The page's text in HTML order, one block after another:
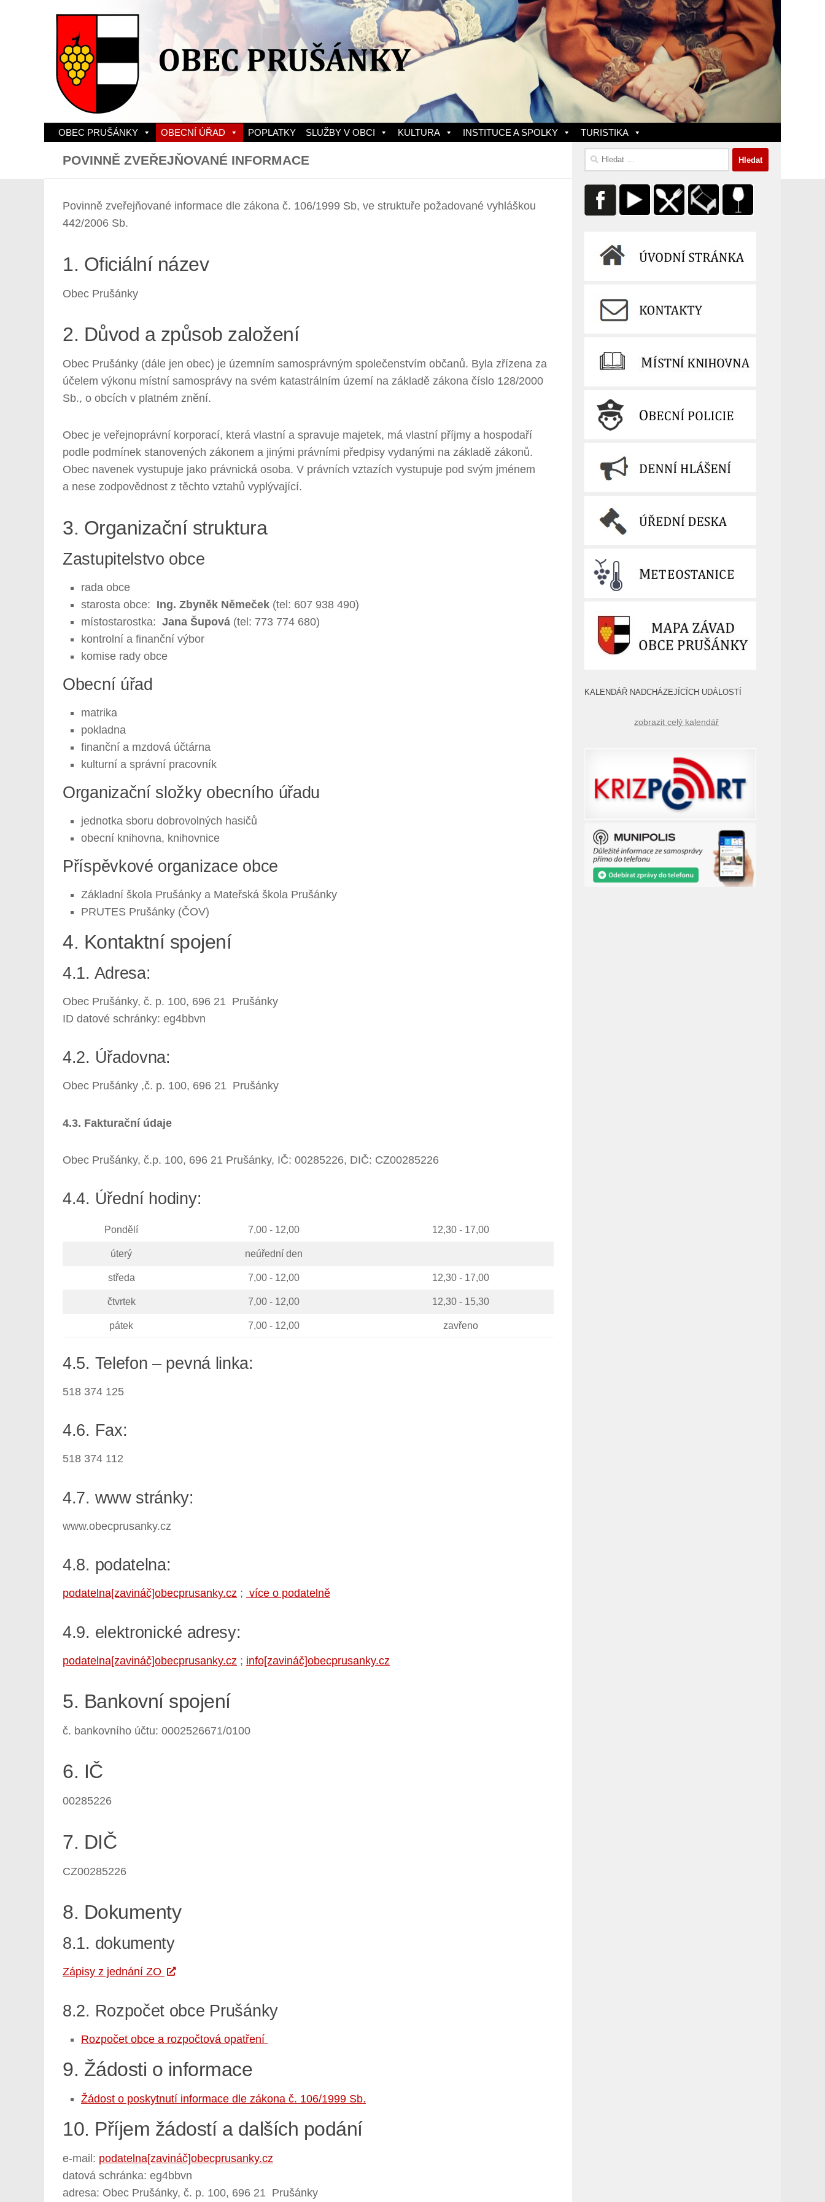
Skip to content
OBEC PRUŠÁNKY OBECNÍ ÚŘAD POPLATKY SLUŽBY V OBCI KULTURA INSTITUCE A SPOLKY TURISTIKA
POVINNĚ ZVEŘEJŇOVANÉ INFORMACE
Povinně zveřejňované informace dle zákona č. 106/1999 Sb, ve struktuře požadované vyhláškou
442/2006 Sb.
1. Oficiální název
Obec Prušánky
2. Důvod a způsob založení
Obec Prušánky (dále jen obec) je územním samosprávným společenstvím občanů. Byla zřízena za
účelem výkonu místní samosprávy na svém katastrálním území na základě zákona číslo 128/2000
Sb., o obcích v platném znění.
Obec je veřejnoprávní korporací, která vlastní a spravuje majetek, má vlastní příjmy a hospodaří
podle podmínek stanovených zákonem a jinými právními předpisy vydanými na základě zákonů.
Obec navenek vystupuje jako právnická osoba. V právních vztazích vystupuje pod svým jménem
a nese zodpovědnost z těchto vztahů vyplývající.
3. Organizační struktura
Zastupitelstvo obce
rada obce
starosta obce: Ing. Zbyněk Němeček (tel: 607 938 490)
místostarostka: Jana Šupová (tel: 773 774 680)
kontrolní a finanční výbor
komise rady obce
Obecní úřad
matrika
pokladna
finanční a mzdová účtárna
kulturní a správní pracovník
Organizační složky obecního úřadu
jednotka sboru dobrovolných hasičů
obecní knihovna, knihovnice
Příspěvkové organizace obce
Základní škola Prušánky a Mateřská škola Prušánky
PRUTES Prušánky (ČOV)
4. Kontaktní spojení
4.1. Adresa:
Obec Prušánky, č. p. 100, 696 21 Prušánky
ID datové schránky: eg4bbvn
4.2. Úřadovna:
Obec Prušánky ,č. p. 100, 696 21 Prušánky
4.3. Fakturační údaje
Obec Prušánky, č.p. 100, 696 21 Prušánky, IČ: 00285226, DIČ: CZ00285226
4.4. Úřední hodiny:
Pondělí 7,00 - 12,00 12,30 - 17,00
úterý neúřední den
středa 7,00 - 12,00 12,30 - 17,00
čtvrtek 7,00 - 12,00 12,30 - 15,30
pátek 7,00 - 12,00 zavřeno
4.5. Telefon – pevná linka:
518 374 125
4.6. Fax:
518 374 112
4.7. www stránky:
www.obecprusanky.cz
4.8. podatelna:
podatelna[zavináč]obecprusanky.cz ; více o podatelně
4.9. elektronické adresy:
podatelna[zavináč]obecprusanky.cz ; info[zavináč]obecprusanky.cz
5. Bankovní spojení
č. bankovního účtu: 0002526671/0100
6. IČ
00285226
7. DIČ
CZ00285226
8. Dokumenty
8.1. dokumenty
Zápisy z jednání ZO
8.2. Rozpočet obce Prušánky
Rozpočet obce a rozpočtová opatření
9. Žádosti o informace
Žádost o poskytnutí informace dle zákona č. 106/1999 Sb.
10. Příjem žádostí a dalších podání
e-mail: podatelna[zavináč]obecprusanky.cz
datová schránka: eg4bbvn
adresa: Obec Prušánky, č. p. 100, 696 21 Prušánky
Vyhledávání
KALENDÁŘ NADCHÁZEJÍCÍCH UDÁLOSTÍ
zobrazit celý kalendář